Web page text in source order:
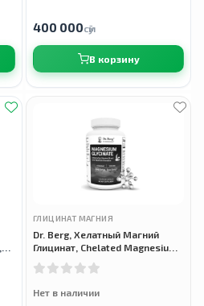
400 000сӯм
В корзину
ГЛИЦИНАТ МАГНИЯ
Dr. Berg, Хелатный Магний
Глицинат, Chelated Magnesium
Glycinate, 120 мг, 150
вегетарианских капсул
Нет в наличии